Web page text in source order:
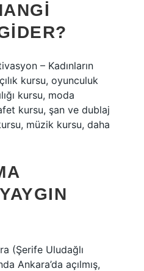
– Kadınların
kursu, oyunculuk
kursu, moda
kursu, şan ve dublaj
müzik kursu, daha
(Şerife Uludağlı
Ankara’da açılmış,